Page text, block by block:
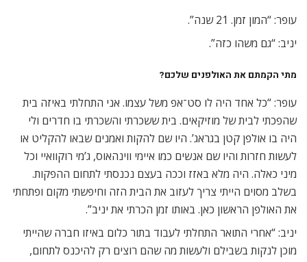
עופר: “המון זמן. 21 שנה”.
יניב: “גם משהו כזה”.
מתי הקמתם את האולפנים שלכם?
עופר: “כל אחד היה לו סט־אפ משל עצמו. אני התחלתי באיזה בית
שהפכתי לבית של מוזיקאים. בית ששכרתי והשכרתי בו חדרים ולי
היה בו אולפן קטן בגראג’. היו שם להקות ואמנים שבאו להקליט או
לעשות חזרות והיו שם אנשים כמו איימי ווינהאוס, ג’מי רוקוואיי וכל
מיני כאלה. היה מלא באזז וככה בעצם נכנסתי לתחום ההפקות.
בשלב מסוים הייתי צריך לעזוב את הבית הזה וחיפשתי מקום ופתחתי
את האולפן הראשון כאן. באותו זמן הכרתי את יניב”.
יניב: “אחרי התואר התחלתי לעבוד בתור כלום באיזו חברה שהייתי
מוכן לנקות בשבילם ולעשות מה שהם רוצים רק להיכנס לתחום,